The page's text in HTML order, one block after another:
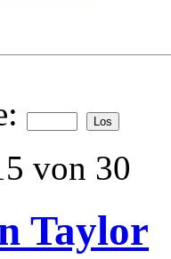
von 30
Taylor